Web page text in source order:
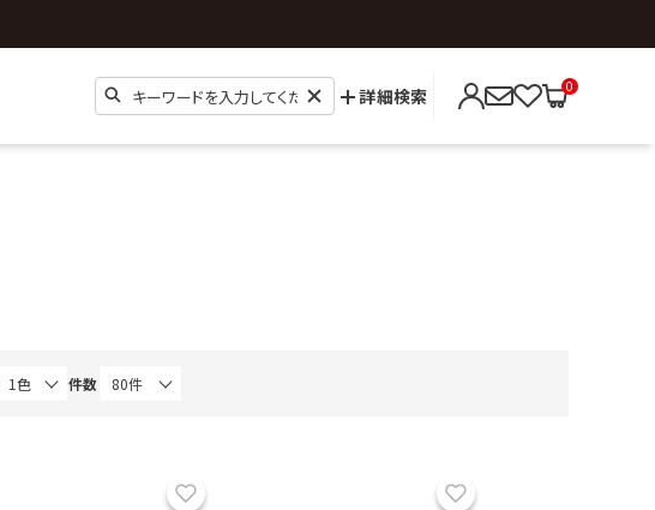
詳細検索 0
件数